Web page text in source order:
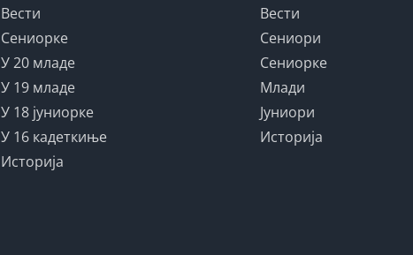
Вести
Сениорке
У 20 младе
У 19 младе
У 18 јуниорке
У 16 кадеткиње
Историја
Вести
Сениори
Сениорке
Млади
Јуниори
Историја